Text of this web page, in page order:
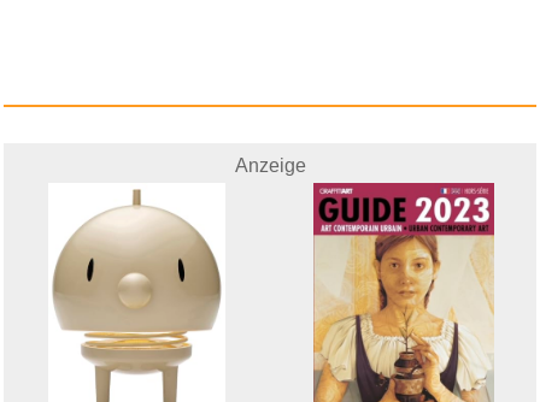
It Takes Two Switch / Switch 2...
Anzeige
Anzeige